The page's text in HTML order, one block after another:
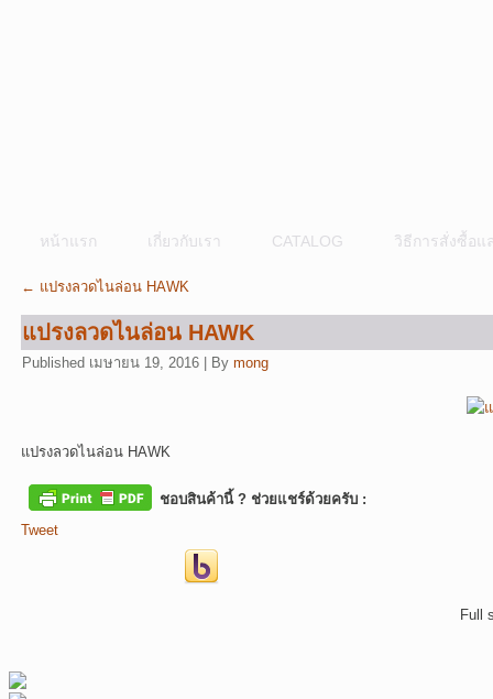
หน้าแรก เกี่ยวกับเรา CATALOG วิธีการสั่งซื้อแ
← แปรงลวดไนล่อน HAWK
แปรงลวดไนล่อน HAWK
Published เมษายน 19, 2016 By mong
แปรงลวดไนล่อน HAWK
ชอบสินค้านี้ ? ช่วยแชร์ด้วยครับ :
Tweet
Full